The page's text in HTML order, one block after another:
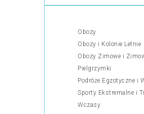
Obozy
Obozy i Kolonie Letnie
Obozy Zimowe i
Pielgrzymki
Podróże Egzotyczne i
Sporty Ekstremalne i
Wczasy